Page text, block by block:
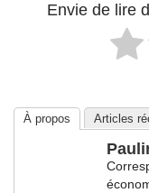
Envie de lire
À propos Articles